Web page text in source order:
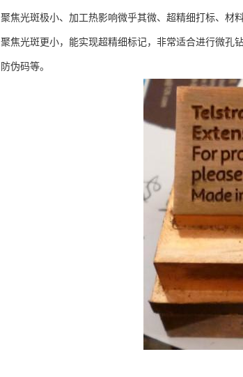
聚焦光斑极小、加工热影响微乎其微、超精细打标、材
聚焦光斑更小，能实现超精细标记，非常适合进行微孔
防伪码等。